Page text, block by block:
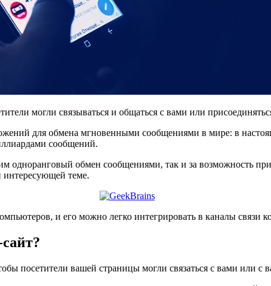
могли связываться и общаться с вами или
для обмена мгновенными сообщениями в мире: в
сообщений.
одноранговый обмен сообщениями, так и за возможность
интересующей теме.
и его можно легко интегрировать в каналы связи
посетители вашей страницы могли связаться с вами или с